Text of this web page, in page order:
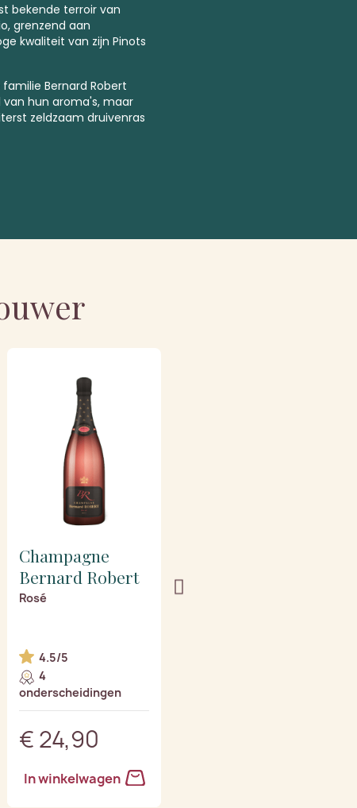
bekende terroir van
grenzend aan
kwaliteit van zijn Pinots
Bernard Robert
hun aroma's, maar
zeldzaam druivenras
Champagne
Bernard Robert
Rosé
4.5/5
4
onderscheidingen
€ 24,90
In winkelwagen